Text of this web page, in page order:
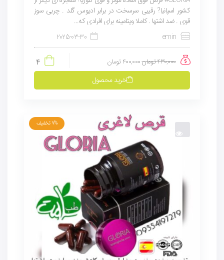
کشور اسپانیا? رقیبی سرسخت در برابر ادیوس گلد . چربی سوز
قوی . ضد اشتها . کاملا ویتامینه برای افرادی که...
emin
2025-03-30
430,000تومان400,000 تومان
4
خرید محصول
7% تخفیف